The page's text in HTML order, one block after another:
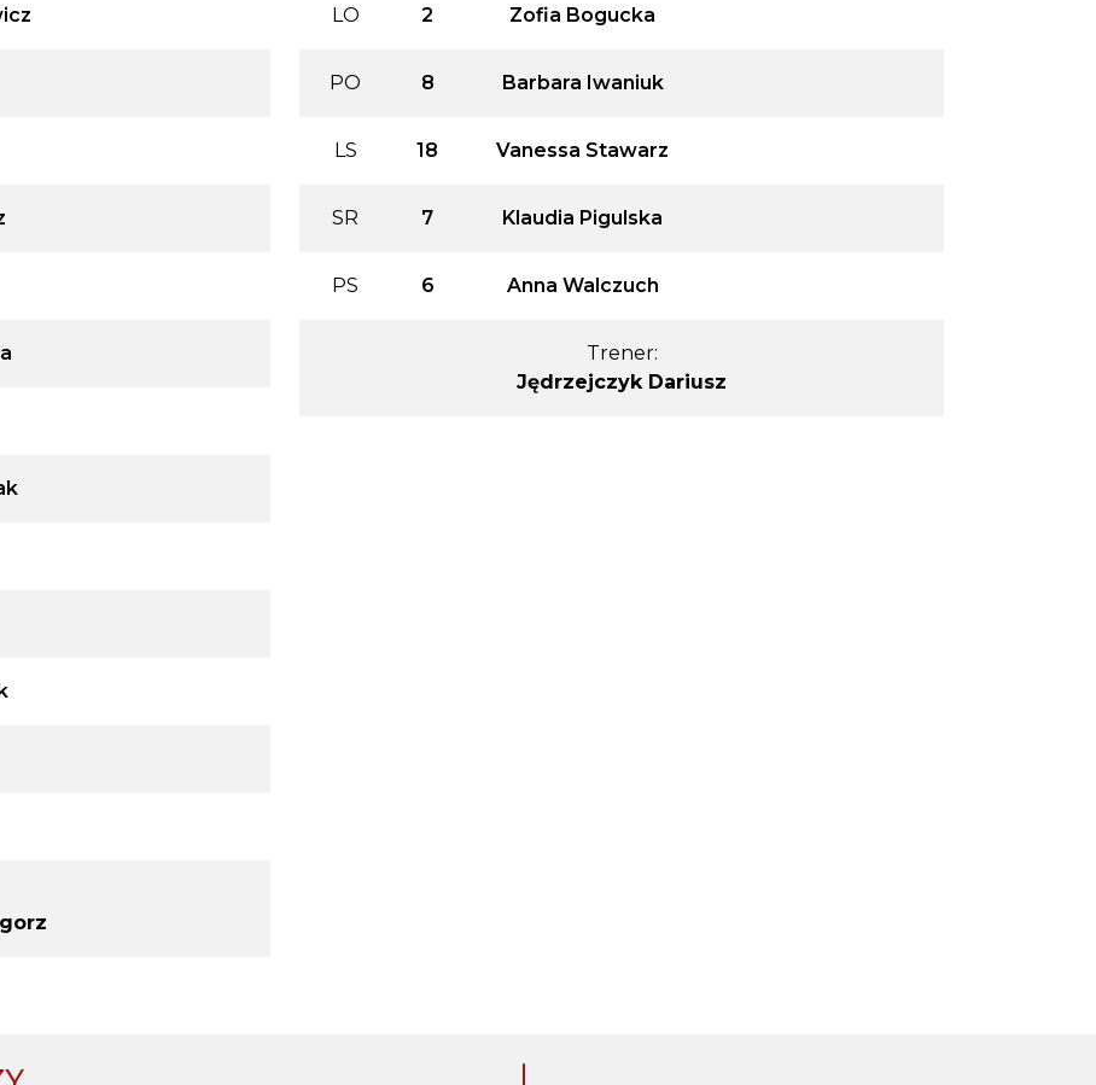
LO 2 Zofia Bogucka
PO 8 Barbara Iwaniuk
LS 18 Vanessa Stawarz
SR 7 Klaudia Pigulska
PS 6 Anna Walczuch
Trener:
Jędrzejczyk Dariusz